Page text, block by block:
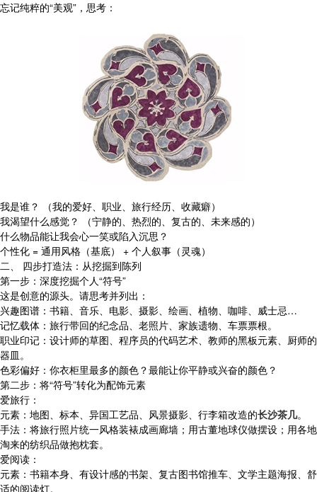
忘记纯粹的“美观”，思考：
我是谁？ （我的爱好、职业、旅行经历、收藏癖）
我渴望什么感觉？ （宁静的、热烈的、复古的、未来感的）
什么物品能让我会心一笑或陷入沉思？
个性化 = 通用风格（基底） + 个人叙事（灵魂）
二、 四步打造法：从挖掘到陈列
第一步：深度挖掘个人“符号”
这是创意的源头。请思考并列出：
兴趣图谱：书籍、音乐、电影、摄影、绘画、植物、咖啡、威士忌…
记忆载体：旅行带回的纪念品、老照片、家族遗物、车票票根。
职业印记：设计师的草图、程序员的代码艺术、教师的黑板元素、厨师的
器皿。
色彩偏好：你衣柜里最多的颜色？最能让你平静或兴奋的颜色？
第二步：将“符号”转化为配饰元素
爱旅行：
元素：地图、标本、异国工艺品、风景摄影、行李箱改造的长沙茶几。
手法：将旅行照片统一风格装裱成画廊墙；用古董地球仪做摆设；用各地
淘来的纺织品做抱枕套。
爱阅读：
元素：书籍本身、有设计感的书架、复古图书馆推车、文学主题海报、舒
适的阅读灯。